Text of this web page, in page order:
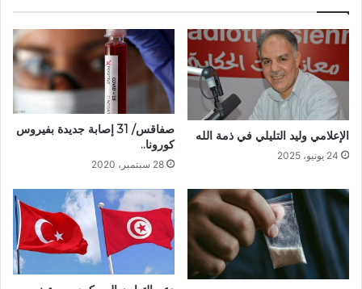
الإعلامي وليد التليلي في ذمة الله
24 يونيو، 2025
صفاقس/ 31 إصابة جديدة بفيروس
كورونا..
28 سبتمبر، 2020